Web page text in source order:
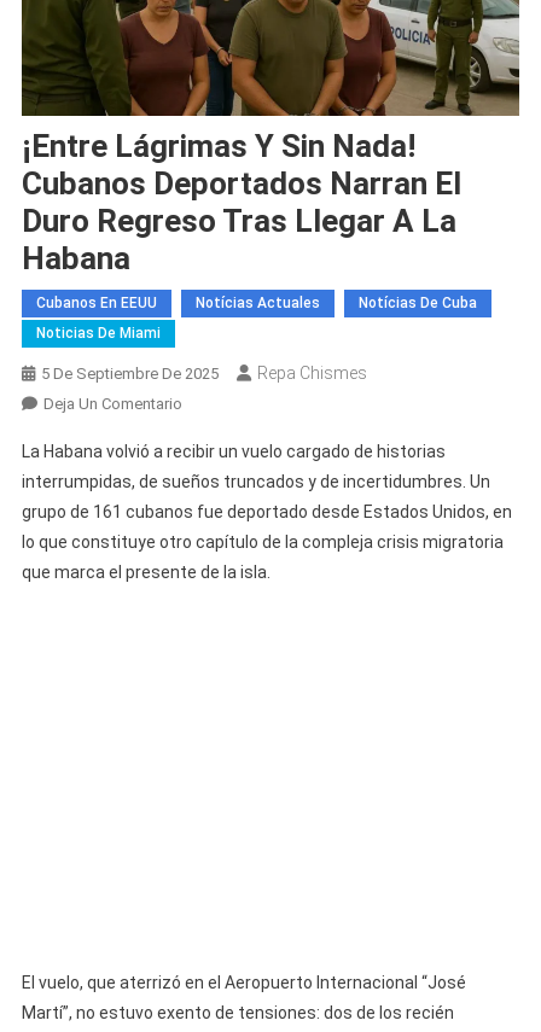
¡Entre Lágrimas Y Sin Nada!
Cubanos Deportados Narran El
Duro Regreso Tras Llegar A La
Habana
Cubanos En EEUU Notícias Actuales
Notícias De Cuba
Noticias De Miami
5 De Septiembre De 2025 Repa Chismes
Deja Un ComentarioEn
Lágrimas
Y
Sin
Nada!
Cubanos
La Habana volvió a recibir un vuelo cargado de historias
interrumpidas, de sueños truncados y de incertidumbres. Un
grupo de 161 cubanos fue deportado desde Estados Unidos, en
lo que constituye otro capítulo de la compleja crisis migratoria
que marca el presente de la isla.
El vuelo, que aterrizó en el Aeropuerto Internacional “José
Martí”, no estuvo exento de tensiones: dos de los recién